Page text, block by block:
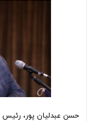
حسن عبدلیان پور، رئیس